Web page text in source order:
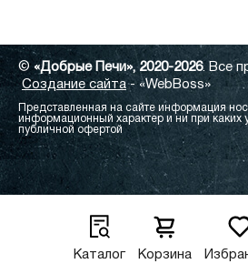
©«Добрые Печи», 2020-2026. Все
Создание сайта- «WebBoss»
Представленная на сайте информация
информационный характер и ни при каких
публичной офертой
Каталог Корзина